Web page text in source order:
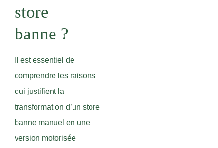
store
banne ?
Il est essentiel de
comprendre les raisons
qui justifient la
transformation d’un store
banne manuel en une
version motorisée